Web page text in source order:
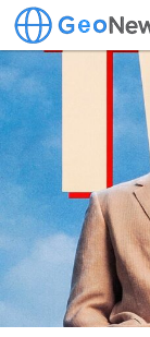
kimse onu bir